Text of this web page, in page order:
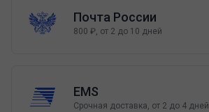
Почта России
800 ₽, от 2 до 10 дней
EMS
Срочная доставка, от 2 до 4 дней